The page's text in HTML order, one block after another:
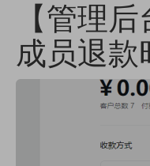
【管理
成员退款